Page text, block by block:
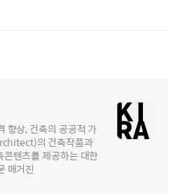
향상, 건축의 공공적 가
의 건축작품과
텐츠를 제공하는 대한
매거진